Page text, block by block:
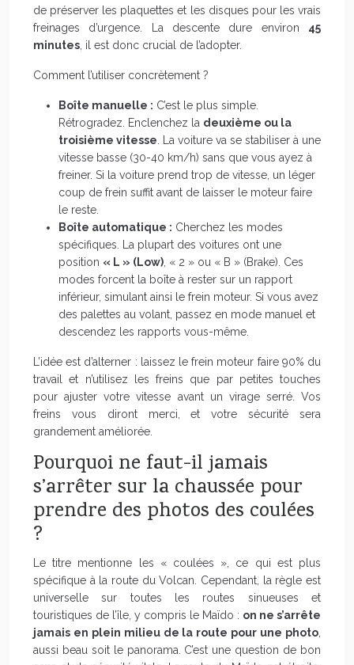
de préserver les plaquettes et les disques pour les vrais
freinages d’urgence. La descente dure environ 45
minutes , il est donc crucial de l’adopter.
Comment l’utiliser concrètement ?
Boîte manuelle : C’est le plus simple.
Rétrogradez. Enclenchez la deuxième ou la
troisième vitesse . La voiture va se stabiliser à une
vitesse basse (30-40 km/h) sans que vous ayez à
freiner. Si la voiture prend trop de vitesse, un léger
coup de frein suffit avant de laisser le moteur faire
le reste.
Boîte automatique : Cherchez les modes
spécifiques. La plupart des voitures ont une
position « L » (Low) , « 2 » ou « B » (Brake). Ces
modes forcent la boîte à rester sur un rapport
inférieur, simulant ainsi le frein moteur. Si vous avez
des palettes au volant, passez en mode manuel et
descendez les rapports vous-même.
L’idée est d’alterner : laissez le frein moteur faire 90% du
travail et n’utilisez les freins que par petites touches
pour ajuster votre vitesse avant un virage serré. Vos
freins vous diront merci, et votre sécurité sera
grandement améliorée.
Pourquoi ne faut-il jamais
s’arrêter sur la chaussée pour
prendre des photos des coulées
?
Le titre mentionne les « coulées », ce qui est plus
spécifique à la route du Volcan. Cependant, la règle est
universelle sur toutes les routes sinueuses et
touristiques de l’île, y compris le Maïdo : on ne s’arrête
jamais en plein milieu de la route pour une photo
aussi beau soit le panorama. C’est une question de bon